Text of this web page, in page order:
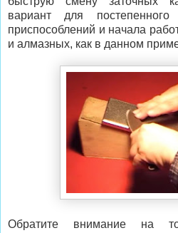
вариант для
приспособлений и начала
и алмазных, как в данном
Обратите внимание на